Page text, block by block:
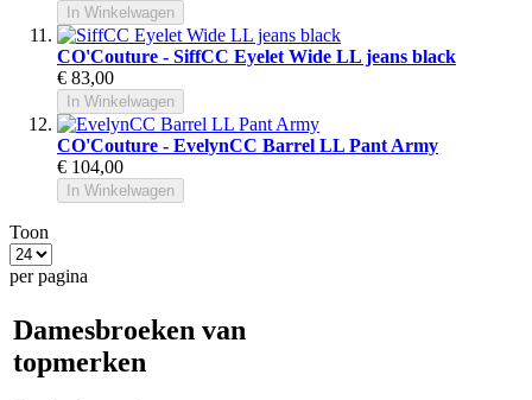
In Winkelwagen
CO'Couture - SiffCC Eyelet Wide LL jeans black
€ 83,00
In Winkelwagen
CO'Couture - EvelynCC Barrel LL Pant Army
€ 104,00
In Winkelwagen
Toon
per pagina
Damesbroeken van
topmerken